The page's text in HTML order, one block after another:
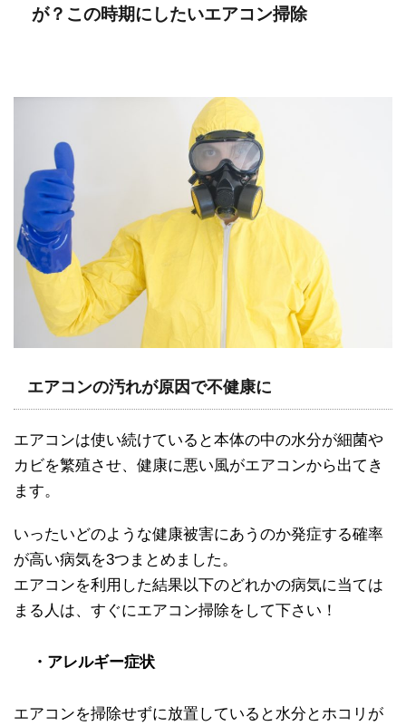
が？この時期にしたいエアコン掃除
エアコンの汚れが原因で不健康に
エアコンは使い続けていると本体の中の水分が細菌や
カビを繁殖させ、健康に悪い風がエアコンから出てき
ます。
いったいどのような健康被害にあうのか発症する確率
が高い病気を3つまとめました。
エアコンを利用した結果以下のどれかの病気に当ては
まる人は、すぐにエアコン掃除をして下さい！
・アレルギー症状
エアコンを掃除せずに放置していると水分とホコリが